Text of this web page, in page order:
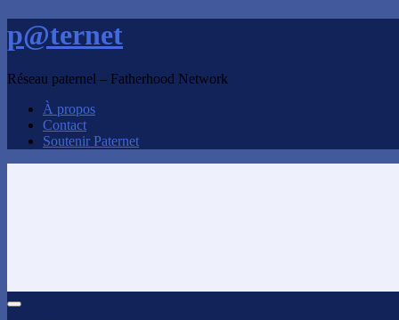
p@ternet
Réseau paternel – Fatherhood Network
À propos
Contact
Soutenir Paternet